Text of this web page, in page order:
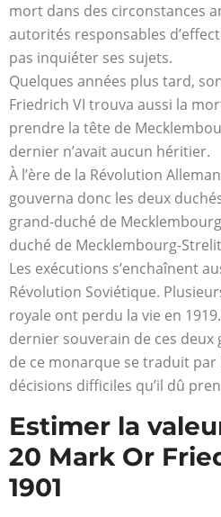
mort dans des circonstances
autorités responsables
pas inquiéter ses sujets.
Quelques années plus tard,
Friedrich VI trouva aussi la
prendre la tête de
dernier n’avait aucun héritier.
À l’ère de la Révolution
gouverna donc les deux
grand-duché de
duché de Mecklembourg-
Les exécutions s’enchaînent
Révolution Soviétique.
royale ont perdu la vie en
dernier souverain de ces deux
de ce monarque se traduit
décisions difficiles qu’il dû
Estimer la
20 Mark Or
1901